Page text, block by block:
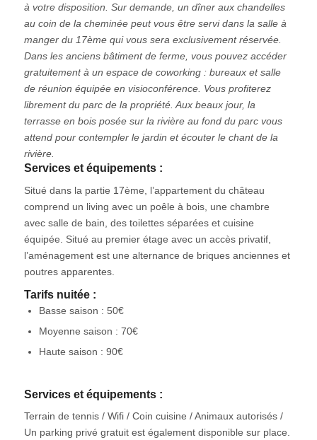
à votre disposition. Sur demande, un dîner aux chandelles
au coin de la cheminée peut vous être servi dans la salle à
manger du 17ème qui vous sera exclusivement réservée.
Dans les anciens bâtiment de ferme, vous pouvez accéder
gratuitement à un espace de coworking : bureaux et salle
de réunion équipée en visioconférence. Vous profiterez
librement du parc de la propriété. Aux beaux jour, la
terrasse en bois posée sur la rivière au fond du parc vous
attend pour contempler le jardin et écouter le chant de la
rivière.
Services et équipements :
Situé dans la partie 17ème, l’appartement du château
comprend un living avec un poêle à bois, une chambre
avec salle de bain, des toilettes séparées et cuisine
équipée. Situé au premier étage avec un accès privatif,
l’aménagement est une alternance de briques anciennes et
poutres apparentes.
Tarifs nuitée :
Basse saison : 50€
Moyenne saison : 70€
Haute saison : 90€
Services et équipements :
Terrain de tennis / Wifi / Coin cuisine / Animaux autorisés /
Un parking privé gratuit est également disponible sur place.